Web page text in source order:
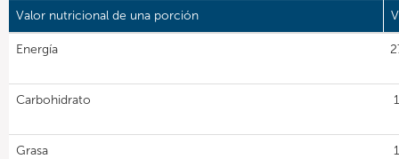
Valor nutricional de una porción
Energía
Carbohidrato
Grasa